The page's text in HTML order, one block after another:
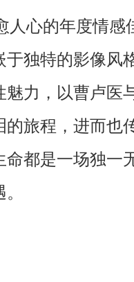
人心的年度情感
独特的影像风
力，以曹卢医
旅程，进而也
命都是一场独一
。